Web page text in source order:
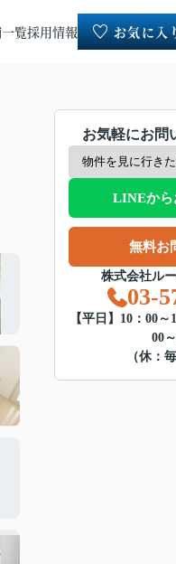
覧採用情報 お気に入
お気軽にお問
LINEから
無料お
株式会社ル
03-
【平日】10：00
00
（休：